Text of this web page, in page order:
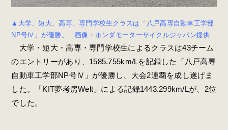
▲大学、短大、高専、専門学校生クラスは「八戸高専自動車工学部
NP号Ⅳ」が優勝。 画像：ホンダモーターサイクルジャパン提供
大学・短大・高専・専門学校生によるクラスは43チーム
のエントリーがあり、1585.755km/Lを記録した「八戸高専
自動車工学部NP号Ⅳ」が優勝し、大会2連覇を成し遂げま
した。「KIT夢考房Welt」による記録1443.299km/Lが、2位
でした。